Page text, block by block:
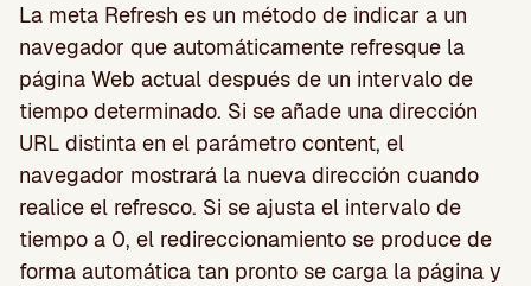
La meta Refresh es un método de indicar a un
navegador que automáticamente refresque la
página Web actual después de un intervalo de
tiempo determinado. Si se añade una dirección
URL distinta en el parámetro content, el
navegador mostrará la nueva dirección cuando
realice el refresco. Si se ajusta el intervalo de
tiempo a 0, el redireccionamiento se produce de
forma automática tan pronto se carga la página y